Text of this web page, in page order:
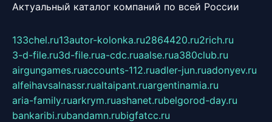
Актуальный каталог компаний по всей России
133chel.ru13autor-kolonka.ru2864420.ru2rich.ru
3-d-file.ru3d-file.rua-cdc.ruaalse.rua380club.ru
airgungames.ruaccounts-112.ruadler-jun.ruadonyev.ru
alfeihavsalnassr.rualtaipant.ruargentinamia.ru
aria-family.ruarkrym.ruashanet.rubelgorod-day.ru
bankaribi.rubandamn.rubigfatcc.ru